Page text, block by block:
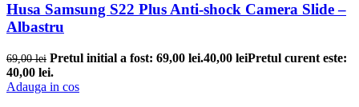
Husa Samsung S22 Plus Anti-shock Camera Slide –
Albastru
69,00lei Pretul initial a fost: 69,00 lei.40,00 leiPretul curent este:
40,00 lei.
Adauga in cos